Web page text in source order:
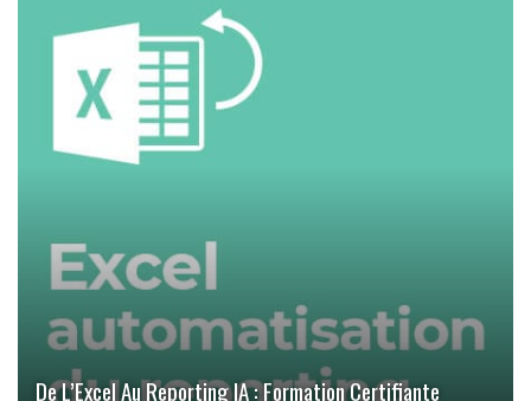
De L’Excel Au Reporting IA : Formation Certifiante